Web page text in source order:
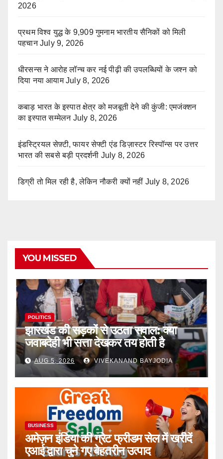
2026
प्रथम विश्व युद्ध के 9,909 गुमनाम भारतीय सैनिकों को मिली
पहचान July 9, 2026
धीरसन्स ने आरोह लॉन्च कर नई पीढ़ी की उपलब्धियों के जश्न को
दिया नया आयाम July 8, 2026
कबाड़ भारत के इस्पात क्षेत्र को मजबूती देने की कुंजी: एमजंक्शन
का इस्पात सम्मेलन July 8, 2026
इंडस्ट्रियल सेफ़्टी, फायर सेफ्टी एंड डिज़ास्टर रिस्पॉन्स पर उत्तर
भारत की सबसे बड़ी प्रदर्शनी July 8, 2026
डिग्री तो मिल रही है, लेकिन नौकरी क्यों नहीं July 8, 2026
YOU MISSED
POLITICS
झारखंड की सड़कों से उठता सवाल: क्या
जवाबदेही भी सत्ता देखकर तय होती है
AUG 5, 2026 VIVEKANAND BAYJODIA
BUSINESS
अमेज़न इंडिया की ग्रेट फ्रीडम सेल में खरीदें
एआई द्वारा चुने गए बेहतरीन उत्पाद